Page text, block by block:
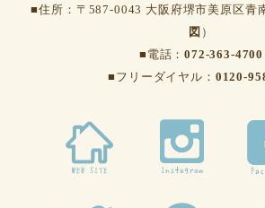
■住所：〒587-0043 大阪府堺市美原区青
図 ）
■電話：072-363-4700
■フリーダイヤル： 0120-